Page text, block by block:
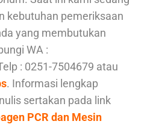
kebutuhan pemeriksaan
yang membutukan
WA :
: 0251-7504679 atau
. Informasi lengkap
sertakan pada link
PCR dan Mesin